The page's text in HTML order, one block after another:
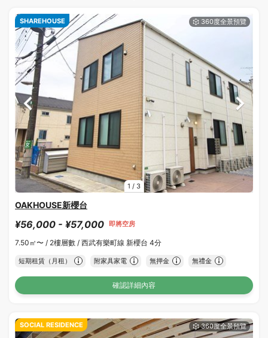
1 / 3
SHAREHOUSE
OAKHOUSE新櫻台
¥56,000 - ¥57,000 即將空房
7.50㎡〜 / 2樓層數 / 西武有樂町線 新櫻台 4分
短期租賃（月租） 附家具家電 無押金 無禮金
確認詳細內容
SOCIAL RESIDENCE